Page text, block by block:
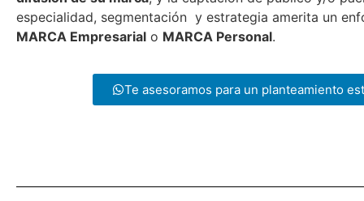
especialidad, segmentación y estrategia amerita un
MARCA Empresarial o MARCA Personal.
Te asesoramos para un planteamiento